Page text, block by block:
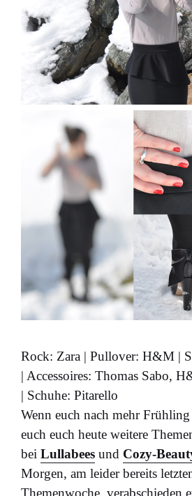
Rock: Zara | Pullover: H&M |
| Accessoires: Thomas Sabo,
| Schuhe: Pitarello
Wenn euch nach mehr
euch euch heute weitere
bei Lullabees und Cozy-
Morgen, am leider bereits
Themenwoche, verabschieden